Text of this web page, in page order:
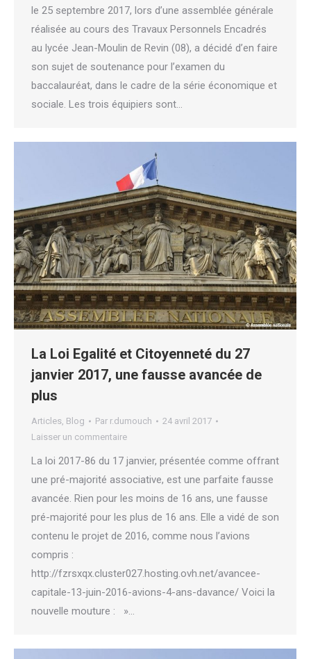
le 25 septembre 2017, lors d’une assemblée générale
réalisée au cours des Travaux Personnels Encadrés
au lycée Jean-Moulin de Revin (08), a décidé d’en faire
son sujet de soutenance pour l’examen du
baccalauréat, dans le cadre de la série économique et
sociale. Les trois équipiers sont…
La Loi Egalité et Citoyenneté du 27
janvier 2017, une fausse avancée de
plus
Articles, Blog Par r.dumouch
24 avril 2017
Laisser un commentaire
La loi 2017-86 du 17 janvier, présentée comme offrant
une pré-majorité associative, est une parfaite fausse
avancée. Rien pour les moins de 16 ans, une fausse
pré-majorité pour les plus de 16 ans. Elle a vidé de son
contenu le projet de 2016, comme nous l’avions
compris :
http://fzrsxqx.cluster027.hosting.ovh.net/avancee-
capitale-13-juin-2016-avions-4-ans-davance/ Voici la
nouvelle mouture : »…